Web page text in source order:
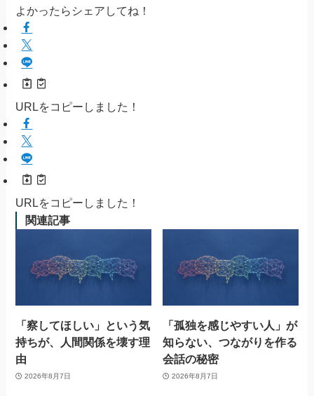
よかったらシェアしてね！
URLをコピーしました！
URLをコピーしました！
関連記事
「察してほしい」という気
持ちが、人間関係を壊す理
由
2026年8月7日
「孤独を感じやすい人」が
知らない、つながりを作る
会話の秘密
2026年8月7日